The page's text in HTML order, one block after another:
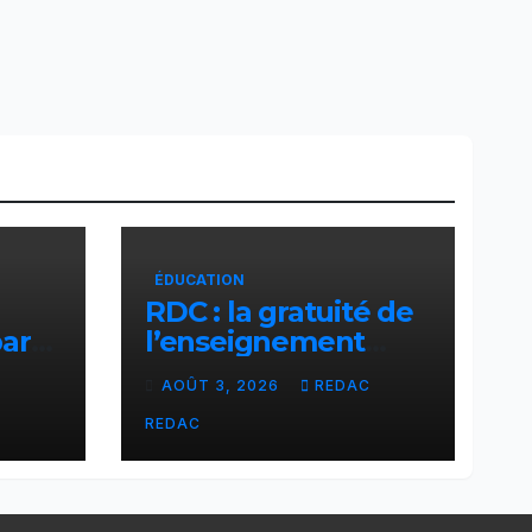
ÉDUCATION
RDC : la gratuité de
l’enseignement
primaire, vision
phare du Président
Félix Tshisekedi
réaffirmée par une
Secrétaire général
AOÛT 3, 2026 REDAC
REDAC